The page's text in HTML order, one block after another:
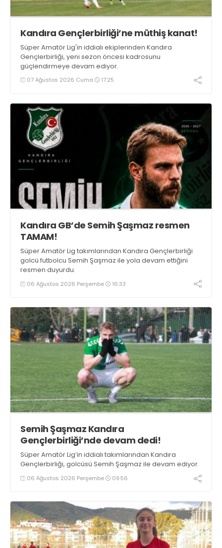
Kandıra Gençlerbirliği’ne müthiş kanat!
Süper Amatör Lig'in iddialı ekiplerinden Kandıra
Gençlerbirliği, yeni sezon öncesi kadrosunu
güçlendirmeye devam ediyor.
07 Ağustos 2026 Cuma 17:25
Kandıra GB’de Semih Şaşmaz resmen
TAMAM!
Süper Amatör Lig takımlarından Kandıra Gençlerbirliği
golcü futbolcu Semih Şaşmaz ile yola devam ettiğini
resmen duyurdu.
06 Ağustos 2026 Perşembe 16:33
Semih Şaşmaz Kandıra
Gençlerbirliği’nde devam dedi!
Süper Amatör Lig’in iddialı takımlarından Kandıra
Gençlerbirliği, golcüsü Semih Şaşmaz ile devam ediyor.
06 Ağustos 2026 Perşembe 09:56